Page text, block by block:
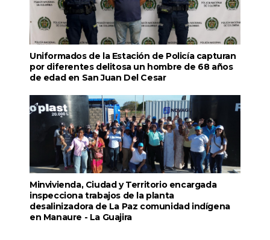
Uniformados de la Estación de Policía capturan
por diferentes delitosa un hombre de 68 años
de edad en San Juan Del Cesar
Minvivienda, Ciudad y Territorio encargada
inspecciona trabajos de la planta
desalinizadora de La Paz comunidad indígena
en Manaure - La Guajira